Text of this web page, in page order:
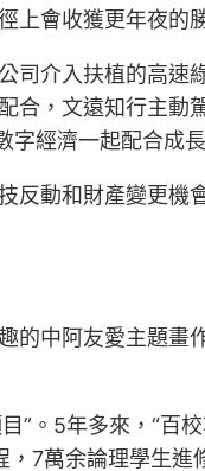
上會收獲更年夜的
介入扶植的高
合，文遠知行主
字經濟一起配合成
反動和財產變更機
中阿友愛主題
”。5年多來，“
7萬余論理學生進